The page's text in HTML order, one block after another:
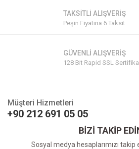
TAKSİTLİ ALIŞVERİŞ
Peşin Fiyatına 6 Taksit
GÜVENLİ ALIŞVERİŞ
128 Bit Rapid SSL
Müşteri Hizmetleri
+90 212 691 05 05
BİZİ TAKİP
Sosyal medya hesaplarımızı